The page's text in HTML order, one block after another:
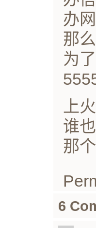
办
那
为
上
谁
那
6